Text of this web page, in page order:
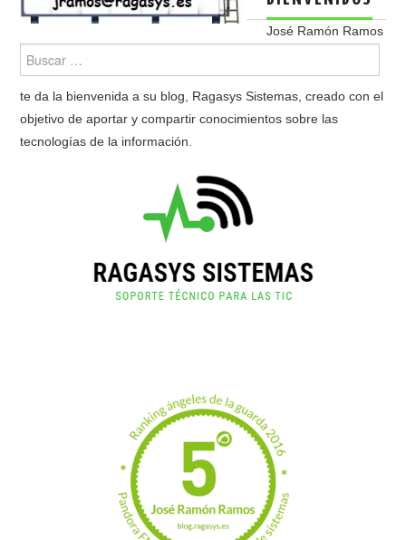
José Ramón Ramos
te da la bienvenida a su blog, Ragasys Sistemas, creado con el
objetivo de aportar y compartir conocimientos sobre las
tecnologías de la información.